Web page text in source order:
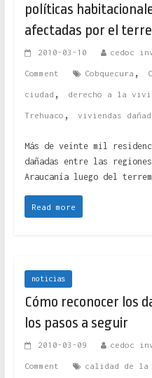
políticas
afectadas por el
2010-03-10 cedoc
Comment Cobquecura ,
ciudad , derecho a la
Trehuaco , viviendas
Más de veinte mil
dañadas entre las
Araucanía luego del
Read more
noticias
Cómo reconocer los
los pasos a seguir
2010-03-09 cedoc
Comment calidad de la